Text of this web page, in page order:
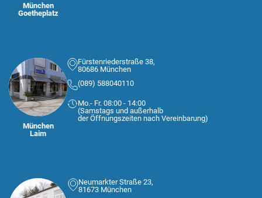
München
Goetheplatz
München
Laim
Fürstenriederstraße 38,
80686 München
(089) 588040110
Mo.- Fr. 08:00 - 14:00
(Samstags und außerhalb
der Öffnungszeiten nach Vereinbarung)
Neumarkter Straße 23,
81673 München